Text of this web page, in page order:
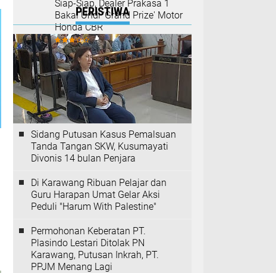
Siap-Siap, Dealer Prakasa 1
Bakal Undi 'Grand Prize' Motor
Honda CBR
PERISTIWA
Sidang Putusan Kasus Pemalsuan
Tanda Tangan SKW, Kusumayati
Divonis 14 bulan Penjara
Di Karawang Ribuan Pelajar dan
Guru Harapan Umat Gelar Aksi
Peduli "Harum With Palestine"
Permohonan Keberatan PT.
Plasindo Lestari Ditolak PN
Karawang, Putusan Inkrah, PT.
PPJM Menang Lagi